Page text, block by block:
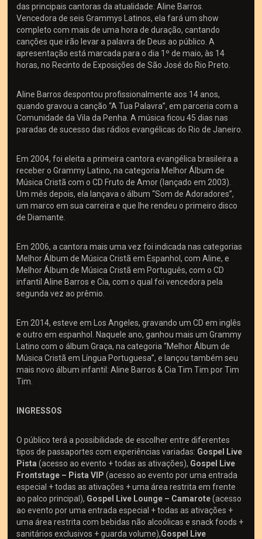
das principais cantoras da atualidade: Aline Barros.
Vencedora de seis Grammys Latinos, ela fará um show
completo com mais de uma hora de duração, cantando
canções que irão levar a palavra de Deus ao público. A
apresentação está marcada para o dia 1º de maio, às 14
horas, no Recinto de Exposições de São José do Rio Preto.
Aline Barros despontou profissionalmente aos 14 anos,
quando gravou a canção “A Tua Palavra”, em parceria com a
Comunidade da Vila da Penha. A música ficou 45 dias nas
paradas de sucesso das rádios evangélicas do Rio de Janeiro.
Em 2004, foi eleita a primeira cantora evangélica brasileira a
receber o Grammy Latino, na categoria Melhor Álbum de
Música Cristã com o CD Fruto de Amor (lançado em 2003).
Um mês depois, ela lançava o álbum “Som de Adoradores”,
um marco em sua carreira e que lhe rendeu o primeiro disco
de Diamante.
Em 2006, a cantora mais uma vez foi indicada nas categorias
Melhor Álbum de Música Cristã em Espanhol, com Aline, e
Melhor Álbum de Música Cristã em Português, com o CD
infantil Aline Barros e Cia, com o qual foi vencedora pela
segunda vez ao prêmio.
Em 2014, esteve em Los Angeles, gravando um CD em inglês
e outro em espanhol. Naquele ano, ganhou mais um Grammy
Latino com o álbum Graça, na categoria “Melhor Álbum de
Música Cristã em Língua Portuguesa”, e lançou também seu
mais novo álbum infantil: Aline Barros & Cia Tim Tim por Tim
Tim.
INGRESSOS
O público terá a possibilidade de escolher entre diferentes
tipos de passaportes com experiências variadas: Gospel Live
Pista(acesso ao evento + todas as ativações), Gospel Live
Frontstage – Pista VIP (acesso ao evento por uma entrada
especial + todas as ativações + uma área restrita em frente
ao palco principal), Gospel Live Lounge – Camarote(acesso
ao evento por uma entrada especial + todas as ativações +
uma área restrita com bebidas não alcoólicas e snack foods +
sanitários exclusivos + guarda volume),Gospel Live